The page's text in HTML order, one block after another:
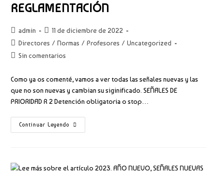
REGLAMENTACIÓN
Autor
de
entrada:
admin
Publicación
entrada:
11 de diciembre de 2022
Categoría
de
Directores / Normas / Profesores / Uncategorized
Comentarios
la
entrada:
Sin comentarios
Como ya os comenté, vamos a ver todas las señales nuevas y las
que no son nuevas y cambian su siginificado. SEÑALES DE
PRIORIDAD R 2 Detención obligatoria o stop…
Continuar Leyendo
NUEVAS
SEÑALES